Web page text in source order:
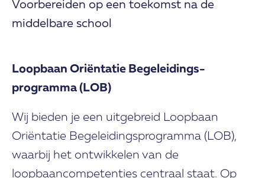
Voorbereiden op een toekomst na de
middelbare school
Loopbaan Oriëntatie Begeleidings­
programma (LOB)
Wij bieden je een uitgebreid Loopbaan
Oriëntatie Begeleidingsprogramma (LOB),
waarbij het ontwikkelen van de
loopbaancompetenties centraal staat. Op